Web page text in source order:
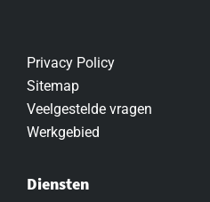
Privacy Policy
Sitemap
Veelgestelde vragen
Werkgebied
Diensten